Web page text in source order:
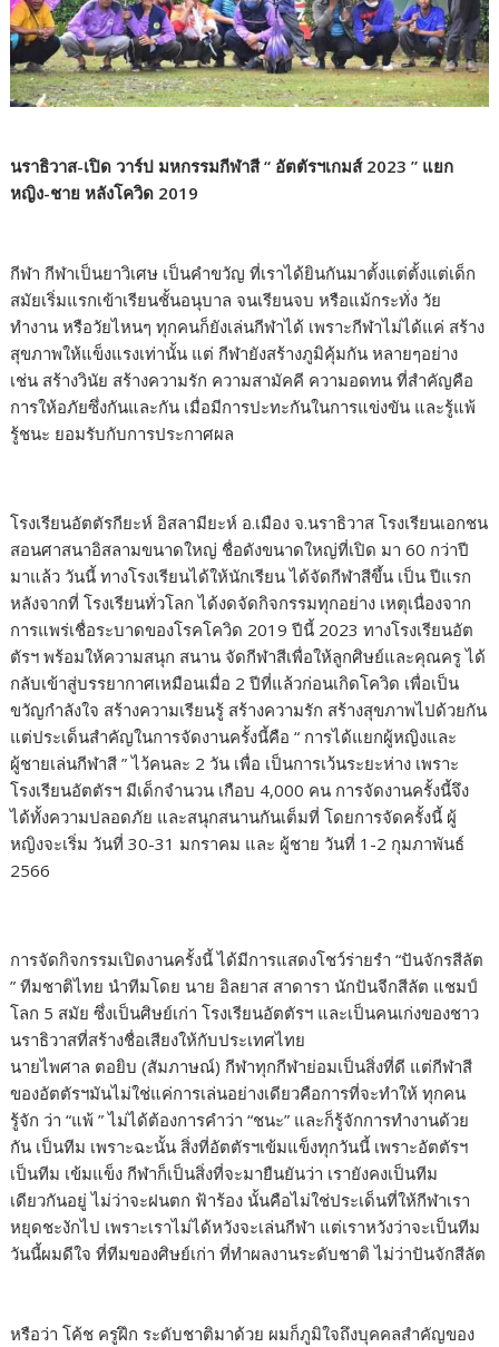
นราธิวาส-เปิด วาร์ป มหกรรมกีฬาสี “ อัตตัรฯเกมส์ 2023 ” แยก
หญิง-ชาย หลังโควิด 2019
กีฬา กีฬาเป็นยาวิเศษ เป็นคำขวัญ ที่เราได้ยินกันมาตั้งแต่ตั้งแต่เด็ก
สมัยเริ่มแรกเข้าเรียนชั้นอนุบาล จนเรียนจบ หรือแม้กระทั่ง วัย
ทำงาน หรือวัยไหนๆ ทุกคนก็ยังเล่นกีฬาได้ เพราะกีฬาไม่ได้แค่ สร้าง
สุขภาพให้แข็งแรงเท่านั้น แต่ กีฬายังสร้างภูมิคุ้มกัน หลายๆอย่าง
เช่น สร้างวินัย สร้างความรัก ความสามัคคี ความอดทน ที่สำคัญคือ
การให้อภัยซึ่งกันและกัน เมื่อมีการปะทะกันในการแข่งขัน และรู้แพ้
รู้ชนะ ยอมรับกับการประกาศผล
โรงเรียนอัตตัรกียะห์ อิสลามียะห์ อ.เมือง จ.นราธิวาส โรงเรียนเอกชน
สอนศาสนาอิสลามขนาดใหญ่ ชื่อดังขนาดใหญ่ที่เปิด มา 60 กว่าปี
มาแล้ว วันนี้ ทางโรงเรียนได้ให้นักเรียน ได้จัดกีฬาสีขึ้น เป็น ปีแรก
หลังจากที่ โรงเรียนทั่วโลก ได้งดจัดกิจกรรมทุกอย่าง เหตุเนื่องจาก
การแพร่เชื่อระบาดของโรคโควิด 2019 ปีนี้ 2023 ทางโรงเรียนอัต
ตัรฯ พร้อมให้ความสนุก สนาน จัดกีฬาสีเพื่อให้ลูกศิษย์และคุณครู ได้
กลับเข้าสู่บรรยากาศเหมือนเมื่อ 2 ปีที่แล้วก่อนเกิดโควิด เพื่อเป็น
ขวัญกำลังใจ สร้างความเรียนรู้ สร้างความรัก สร้างสุขภาพไปด้วยกัน
แต่ประเด็นสำคัญในการจัดงานครั้งนี้คือ “ การได้แยกผู้หญิงและ
ผู้ชายเล่นกีฬาสี ” ไว้คนละ 2 วัน เพื่อ เป็นการเว้นระยะห่าง เพราะ
โรงเรียนอัตตัรฯ มีเด็กจำนวน เกือบ 4,000 คน การจัดงานครั้งนี้จึง
ได้ทั้งความปลอดภัย และสนุกสนานกันเต็มที่ โดยการจัดครั้งนี้ ผู้
หญิงจะเริ่ม วันที่ 30-31 มกราคม และ ผู้ชาย วันที่ 1-2 กุมภาพันธ์
2566
การจัดกิจกรรมเปิดงานครั้งนี้ ได้มีการแสดงโชว์ร่ายรำ “ปันจักรสีลัต
” ทีมชาติไทย นำทีมโดย นาย อิลยาส สาดารา นักปันจีกสีลัต แชมป์
โลก 5 สมัย ซึ่งเป็นศิษย์เก่า โรงเรียนอัตตัรฯ และเป็นคนเก่งของชาว
นราธิวาสที่สร้างชื่อเสียงให้กับประเทศไทย
นายไพศาล ตอยิบ (สัมภาษณ์) กีฬาทุกกีฬาย่อมเป็นสิ่งที่ดี แต่กีฬาสี
ของอัตตัรฯมันไม่ใช่แค่การเล่นอย่างเดียวคือการที่จะทำให้ ทุกคน
รู้จัก ว่า “แพ้ ” ไม่ได้ต้องการคำว่า “ชนะ” และก็รู้จักการทำงานด้วย
กัน เป็นทีม เพราะฉะนั้น สิ่งที่อัตตัรฯเข้มแข็งทุกวันนี้ เพราะอัตตัรฯ
เป็นทีม เข้มแข็ง กีฬาก็เป็นสิ่งที่จะมายืนยันว่า เรายังคงเป็นทีม
เดียวกันอยู่ ไม่ว่าจะฝนตก ฟ้าร้อง นั้นคือไม่ใช่ประเด็นที่ให้กีฬาเรา
หยุดชะงักไป เพราะเราไม่ได้หวังจะเล่นกีฬา แต่เราหวังว่าจะเป็นทีม
วันนี้ผมดีใจ ที่ทีมของศิษย์เก่า ที่ทำผลงานระดับชาติ ไม่ว่าปันจักสีลัต
หรือว่า โค้ช ครูฝึก ระดับชาติมาด้วย ผมก็ภูมิใจถึงบุคคลสำคัญของ